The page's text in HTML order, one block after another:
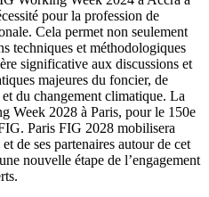
pour la profession de
Cela permet non seulement
techniques et méthodologiques
significative aux discussions et
majeures du foncier, de
du changement climatique. La
Week 2028 à Paris, pour le 150e
Paris FIG 2028 mobilisera
de ses partenaires autour de cet
nouvelle étape de l’engagement